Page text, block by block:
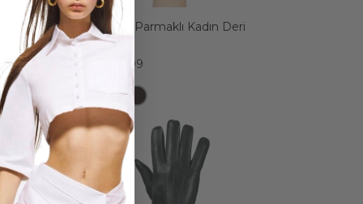
Eldiven
Alps Tek Parmaklı Kadın Deri
Eldiven
₺ 3,699.99